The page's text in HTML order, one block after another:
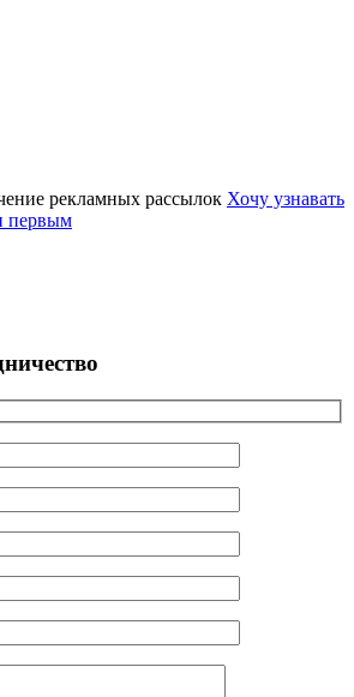
рекламных рассылок Хочу узнавать
первым